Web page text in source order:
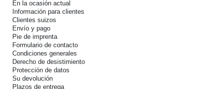
En la ocasión actual
Información para clientes
Clientes suizos
Envío y pago
Pie de imprenta
Formulario de contacto
Condiciones generales
Derecho de desistimiento
Protección de datos
Su devolución
Plazos de entrega